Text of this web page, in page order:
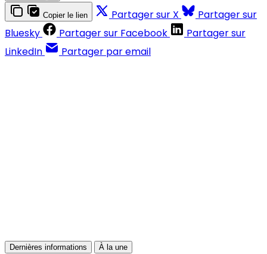
Copier le lien Partager sur X
Partager sur
Bluesky
Partager sur Facebook
Partager sur
LinkedIn
Partager par email
Dernières informations À la une